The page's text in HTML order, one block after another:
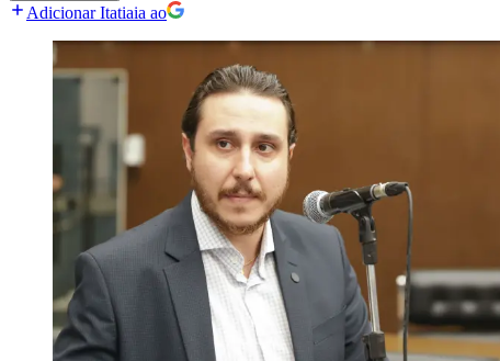
Adicionar Itatiaia ao